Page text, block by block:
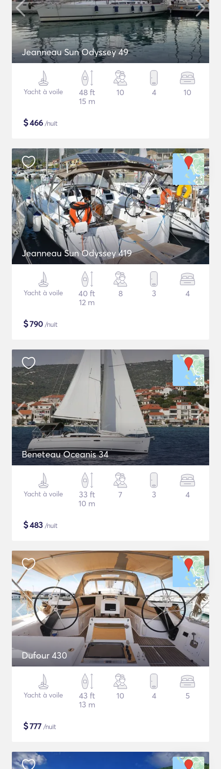
Jeanneau Sun Odyssey 49
Yacht à voile
48 ft
15 m
10 4 10
$466 /nuit
Jeanneau Sun Odyssey 419
Yacht à voile
40 ft
12 m
8 3 4
$790 /nuit
Beneteau Oceanis 34
Yacht à voile
33 ft
10 m
7 3 4
$483 /nuit
Dufour 430
Yacht à voile
43 ft
13 m
10 4 5
$777 /nuit